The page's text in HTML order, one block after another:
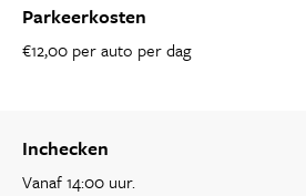
Parkeerkosten
€12,00 per auto per dag
Inchecken
Vanaf 14:00 uur.